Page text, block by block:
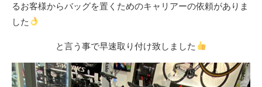
るお客様からバッグを置くためのキャリアーの依頼がありま
した
と言う事で早速取り付け致しました